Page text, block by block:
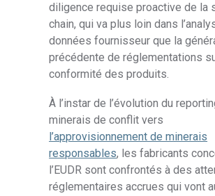
diligence requise proactive de la
chain, qui va plus loin dans
données fournisseur que la
précédente de réglementations
conformité des produits.
À l’instar de l’évolution du
minerais de conflit vers
l’approvisionnement de minerais
responsables, les fabricants
l’EUDR sont confrontés à des
réglementaires accrues qui vont